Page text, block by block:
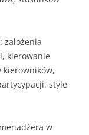
założenia
kierowanie
kierowników,
style
w